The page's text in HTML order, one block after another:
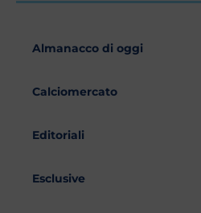
Almanacco di oggi
Calciomercato
Editoriali
Esclusive